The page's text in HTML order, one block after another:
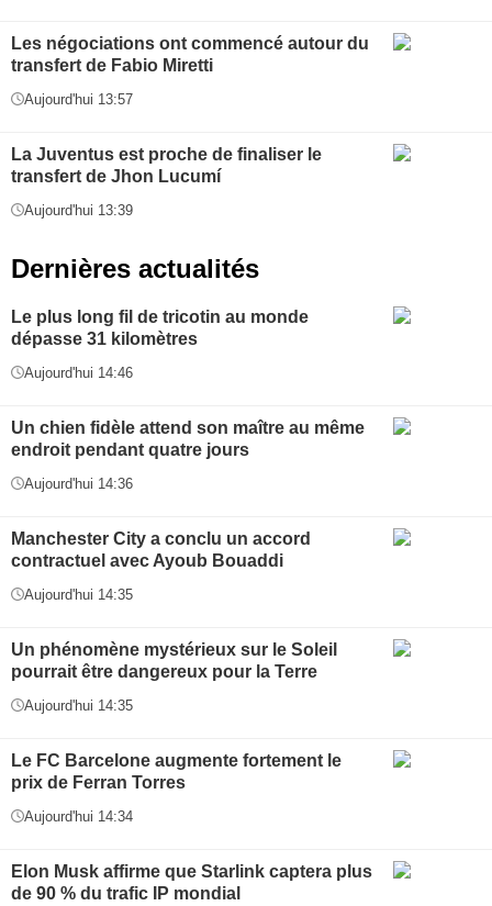
Les négociations ont commencé autour du
transfert de Fabio Miretti
Aujourd'hui 13:57
La Juventus est proche de finaliser le
transfert de Jhon Lucumí
Aujourd'hui 13:39
Dernières actualités
Le plus long fil de tricotin au monde
dépasse 31 kilomètres
Aujourd'hui 14:46
Un chien fidèle attend son maître au même
endroit pendant quatre jours
Aujourd'hui 14:36
Manchester City a conclu un accord
contractuel avec Ayoub Bouaddi
Aujourd'hui 14:35
Un phénomène mystérieux sur le Soleil
pourrait être dangereux pour la Terre
Aujourd'hui 14:35
Le FC Barcelone augmente fortement le
prix de Ferran Torres
Aujourd'hui 14:34
Elon Musk affirme que Starlink captera plus
de 90 % du trafic IP mondial